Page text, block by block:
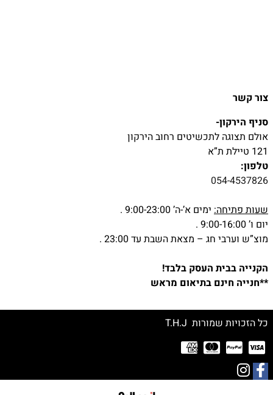
צור קשר
סניף הירקון-
אולם תצוגה לתכשיטים רחוב הירקון
121 טיילת ת”א
טלפון:
054-4537826
שעות פתיחה: ימים א’-ה’ 9:00-23:00 .
יום ו’ 9:00-16:00 .
מוצ”ש וערבי חג – מצאת השבת עד 23:00 .
הקנייה בבית העסק בלבד!
**חנייה חינם בתיאום מראש
כל הזכויות שמורות T.H.J